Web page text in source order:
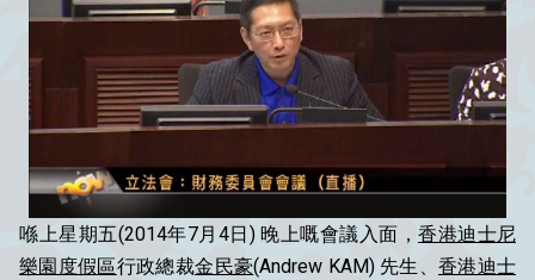
喺上星期五(2014年7月4日) 晚上嘅會議入面， 香港迪士尼
樂園度假區行政總裁金民豪(Andrew KAM) 先生、 香港迪士